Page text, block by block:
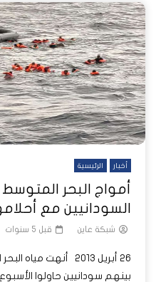
أخبار الرئيسية
أمواج البحر
السودانيين مع
شبكة عاين قبل 5 سنوات
بينهم سودانيين حاولوا